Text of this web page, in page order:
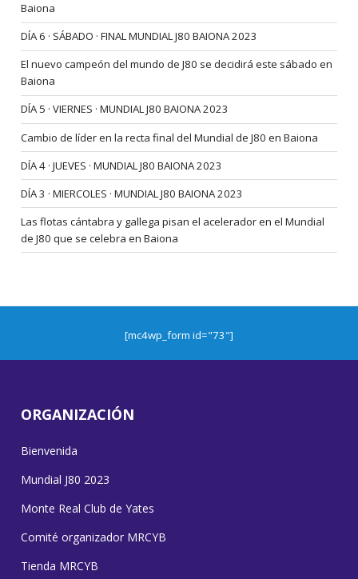
Baiona
DÍA 6 · SÁBADO · FINAL MUNDIAL J80 BAIONA 2023
El nuevo campeón del mundo de J80 se decidirá este sábado en
Baiona
DÍA 5 · VIERNES · MUNDIAL J80 BAIONA 2023
Cambio de líder en la recta final del Mundial de J80 en Baiona
DÍA 4 · JUEVES · MUNDIAL J80 BAIONA 2023
DÍA 3 · MIERCOLES · MUNDIAL J80 BAIONA 2023
Las flotas cántabra y gallega pisan el acelerador en el Mundial
de J80 que se celebra en Baiona
[mc4wp_form id="73"]
ORGANIZACIÓN
Bienvenida
Mundial J80 2023
Monte Real Club de Yates
Comité organizador MRCYB
Tienda MRCYB